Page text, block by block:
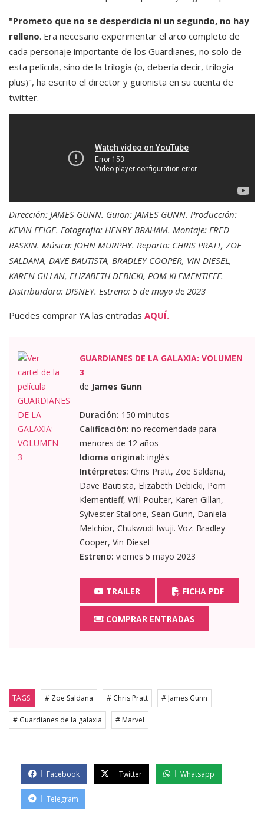
"Prometo que no se desperdicia ni un segundo, no hay
relleno. Era necesario experimentar el arco completo de
cada personaje importante de los Guardianes, no solo de
esta película, sino de la trilogía (o, debería decir, trilogía
plus)", ha escrito el director y guionista en su cuenta de
twitter.
Dirección: JAMES GUNN. Guion: JAMES GUNN. Producción:
KEVIN FEIGE. Fotografía: HENRY BRAHAM. Montaje: FRED
RASKIN. Música: JOHN MURPHY. Reparto: CHRIS PRATT, ZOE
SALDANA, DAVE BAUTISTA, BRADLEY COOPER, VIN DIESEL,
KAREN GILLAN, ELIZABETH DEBICKI, POM KLEMENTIEFF.
Distribuidora: DISNEY. Estreno: 5 de mayo de 2023
Puedes comprar YA las entradas AQUÍ.
GUARDIANES DE LA GALAXIA: VOLUMEN
3
de James Gunn
Duración: 150 minutos
Calificación: no recomendada para
menores de 12 años
Idioma original: inglés
Intérpretes: Chris Pratt, Zoe Saldana,
Dave Bautista, Elizabeth Debicki, Pom
Klementieff, Will Poulter, Karen Gillan,
Sylvester Stallone, Sean Gunn, Daniela
Melchior, Chukwudi Iwuji. Voz: Bradley
Cooper, Vin Diesel
Estreno: viernes 5 mayo 2023
TRAILER FICHA PDF
COMPRAR ENTRADAS
TAGS: # Zoe Saldana # Chris Pratt # James Gunn
# Guardianes de la galaxia # Marvel
Facebook Twitter Whatsapp
Telegram